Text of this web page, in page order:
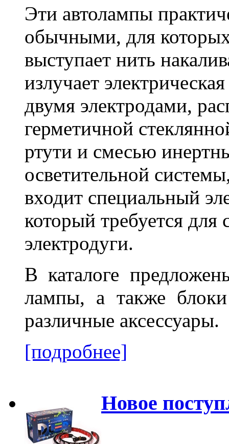
Эти автолампы
обычными, для
выступает нить
излучает
двумя электродами,
герметичной
ртути и смесью
осветительной
входит специальный
который требуется
электродуги.
В каталоге
лампы, а также
различные аксессуары.
[подробнее]
Новое